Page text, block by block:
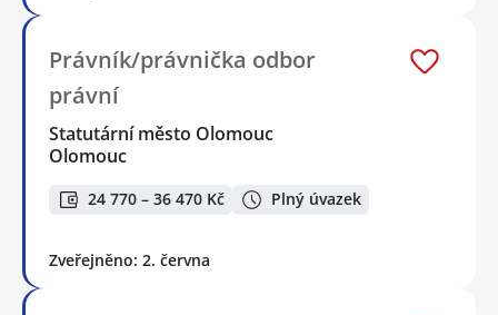
Právník/právnička odbor
právní
Statutární město Olomouc
Olomouc
24 770 – 36 470 Kč Plný úvazek
Zveřejněno: 2. června